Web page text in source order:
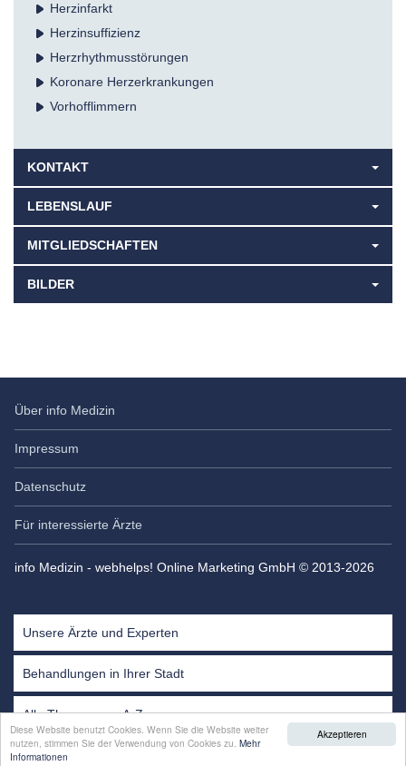
Akzeptieren
Diese Website benutzt Cookies. Wenn Sie die Website weiter
nutzen, stimmen Sie der Verwendung von Cookies zu. Mehr
Informationen
Herzinfarkt
Herzinsuffizienz
Herzrhythmus­störungen
Koronare Herz­erkrankungen
Vorhofflimmern
KONTAKT
LEBENSLAUF
MITGLIEDSCHAFTEN
BILDER
Über info Medizin
Impressum
Datenschutz
Für interessierte Ärzte
info Medizin - webhelps! Online Marketing GmbH © 2013-2026
Unsere Ärzte und Experten
Behandlungen in Ihrer Stadt
Alle Themen von A-Z